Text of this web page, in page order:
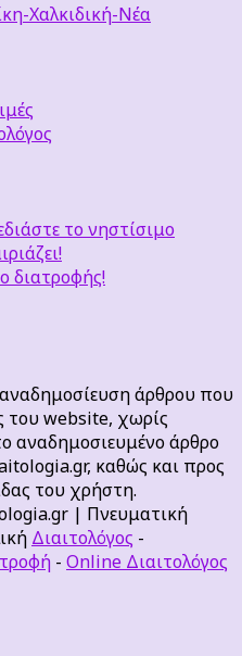
Χαλκιδική-Νέα
το νηστίσιμο
διατροφής!
άρθρου που
του website, χωρίς
αναδημοσιευμένο άρθρο
καθώς και προς
του χρήστη.
| Πνευματική
Διαιτολόγος -
- Online Διαιτολόγος